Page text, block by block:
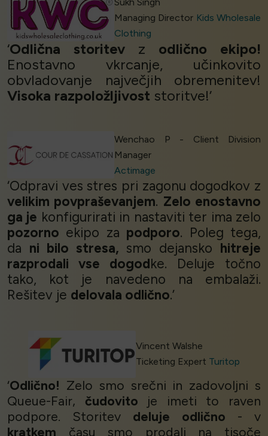
Sukh Singh
Managing Director Kids Wholesale
Clothing
‘Odlična storitev z odlično ekipo!
Enostavno vkrcanje, učinkovito
obvladovanje največjih obremenitev!
Visoka razpoložljivost storitve!’
Wenchao P - Client Division
Manager
Actimage
‘Odpravi ves stres pri zagonu dogodkov z
velikim povpraševanjem. Zelo enostavno
ga je konfigurirati in nastaviti ter ima zelo
pozorno ekipo za podporo. Poleg tega,
da ni bilo stresa, smo dejansko hitreje
razprodali vse dogodke. Deluje točno
tako, kot je navedeno na embalaži.
Rešitev je delovala odlično.’
Vincent Walshe
Ticketing Expert Turitop
‘Odlično! Zelo smo srečni in zadovoljni s
Queue-Fair, čudovito je imeti to raven
podpore. Storitev deluje odlično - v
kratkem času smo prodali na tisoče